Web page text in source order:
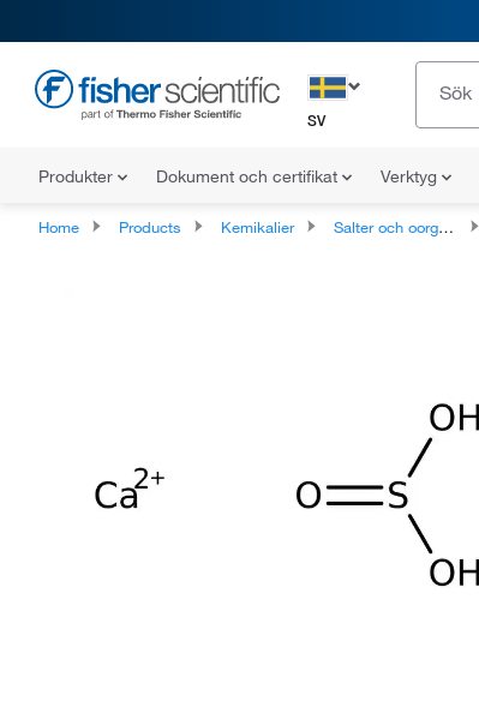
SV
Produkter Dokument och certifikat Verktyg
Home Products Kemikalier Salter och oorganiska ämnen